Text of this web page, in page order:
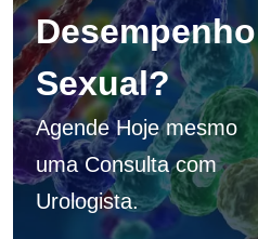
Desempenho
Sexual?
Agende Hoje mesmo
uma Consulta com
Urologista.